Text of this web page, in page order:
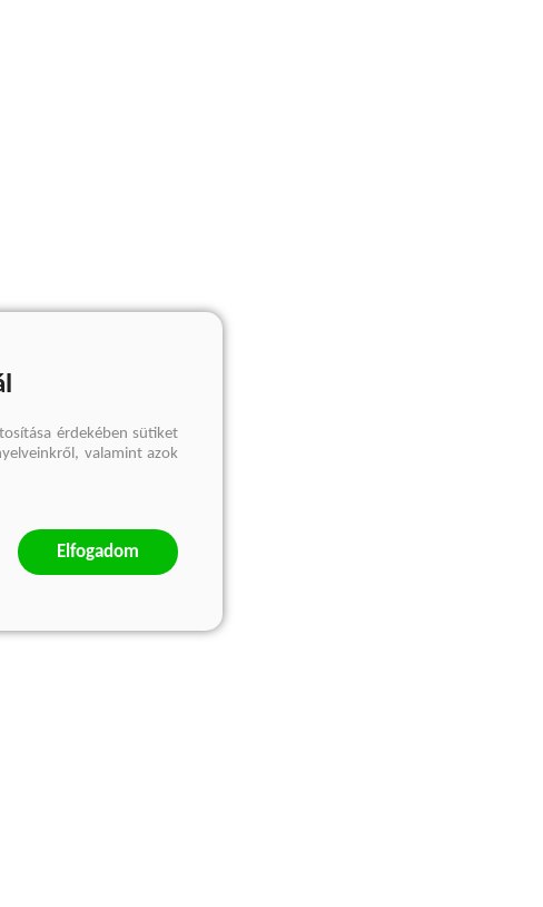
érdekében sütiket
valamint azok
Elfogadom